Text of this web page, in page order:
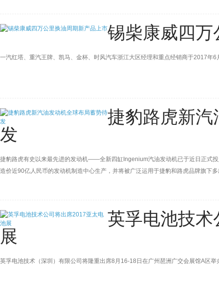
锡柴康威四
一汽红塔、重汽王牌、凯马、金杯、时风汽车浙江大区经理和重点经销商于2017
捷豹路虎新
发
捷豹路虎有史以来最先进的发动机——全新四缸Ingenium汽油发动机已于近日正式
造价近90亿人民币的发动机制造中心生产，并将被广泛运用于捷豹和路虎品牌旗下
英孚电池技术
展
英孚电池技术（深圳）有限公司将隆重出席8月16-18日在广州琶洲广交会展馆A区